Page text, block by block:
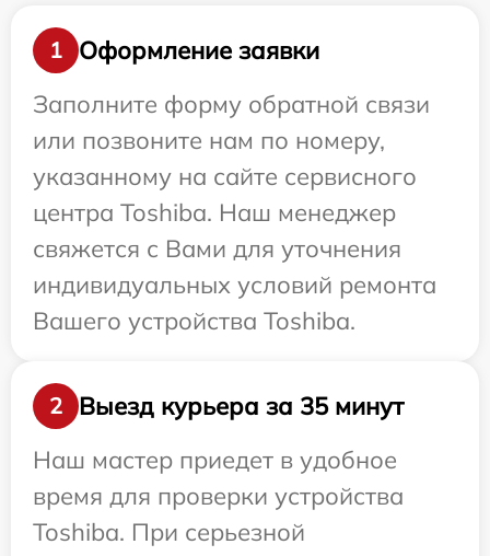
1
Оформление заявки
Заполните форму обратной связи
или позвоните нам по номеру,
указанному на сайте сервисного
центра Toshiba. Наш менеджер
свяжется с Вами для уточнения
индивидуальных условий ремонта
Вашего устройства Toshiba.
2
Выезд курьера за 35 минут
Наш мастер приедет в удобное
время для проверки устройства
Toshiba. При серьезной